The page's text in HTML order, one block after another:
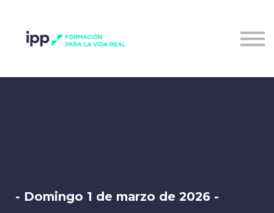
- Domingo 1 de marzo de 2026 -